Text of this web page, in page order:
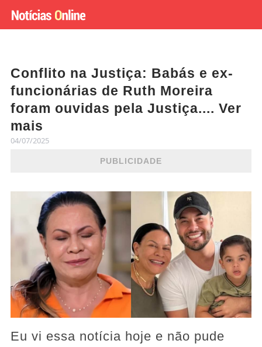
Conflito na Justiça: Babás e ex-
funcionárias de Ruth Moreira
foram ouvidas pela Justiça.... Ver
mais
04/07/2025
PUBLICIDADE
Eu vi essa notícia hoje e não pude